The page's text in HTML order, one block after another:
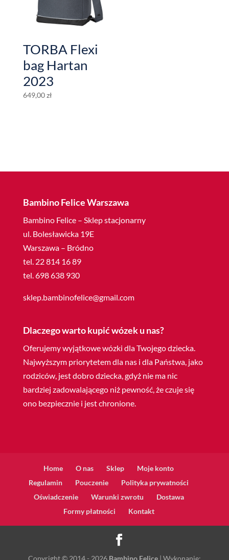
TORBA Flexi
bag Hartan
2023
649,00zł
Bambino Felice Warszawa
Bambino Felice – Sklep stacjonarny
ul. Bolesławicka 19E
Warszawa – Bródno
tel. 22 814 16 89
tel. 698 638 930
sklep.bambinofelice@gmail.com
Dlaczego warto kupić wózek u nas?
Oferujemy wyjątkowe wózki dla Twojego dziecka.
Najwyższym priorytetem dla nas i dla Państwa, jako
rodziców, jest dobro dziecka, gdyż nie ma nic
bardziej zadowalającego niż pewność, że czuje się
ono bezpiecznie i jest chronione.
Home O nas Sklep
Moje konto
Regulamin
Pouczenie
Polityka prywatności
Oświadczenie
Warunki zwrotu
Dostawa
Formy płatności
Kontakt
Copyright © 2014 - 2026 Bambino Felice| Wykonanie: